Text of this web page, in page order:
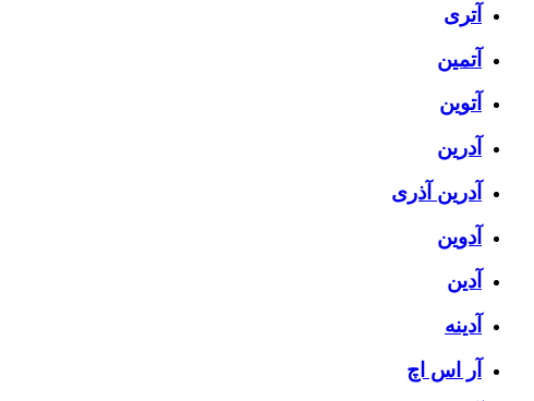
آتری
آتمین
آتوین
آدرین
آدرین آذری
آدوین
آدین
آدینه
آر اس اچ